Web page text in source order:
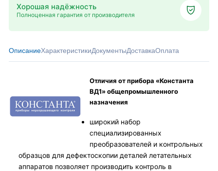
Хорошая надёжность
Полноценная гарантия от производителя
ОписаниеХарактеристикиДокументыДоставкаОплата
Отличия от прибора «Константа
ВД1» общепромышленного
назначения
широкий набор
специализированных
преобразователей и контрольных
образцов для дефектоскопии деталей летательных
аппаратов позволяет производить контроль в